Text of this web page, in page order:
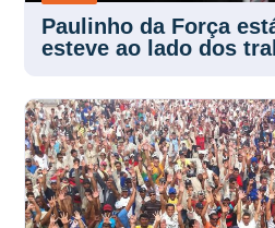
Paulinho da Força
esteve ao lado dos